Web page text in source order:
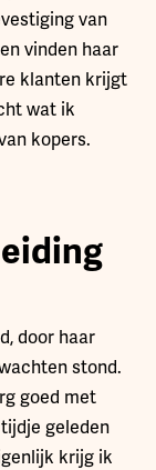
van
vinden haar
klanten krijgt
wat ik
kopers.
door haar
stond.
goed met
geleden
krijg ik